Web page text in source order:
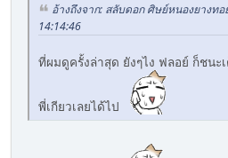
อ้างถึงจาก: สลับดอก ศิษย์หนองยางท
14:14:46
ที่ผมดูครั้งล่าสุด ยังๆไง ฟลอย์ ก็ชนะ
พี่เกียวเลยได้ไป